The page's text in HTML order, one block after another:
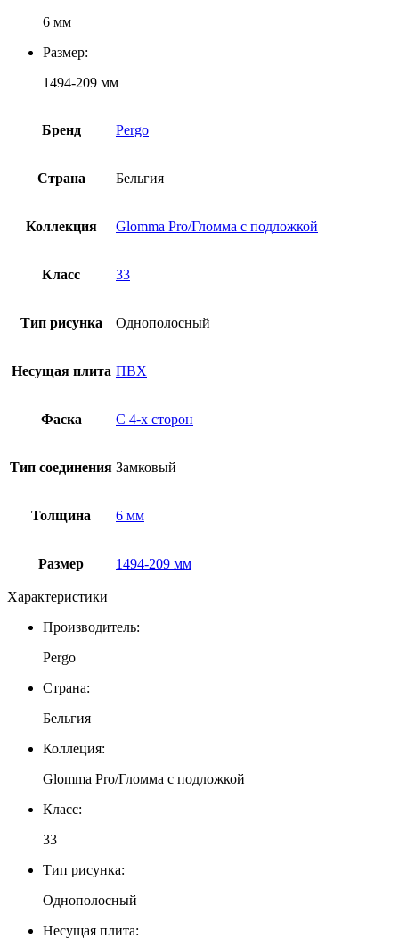
6 мм
Размер:
1494-209 мм
Бренд Pergo
Страна Бельгия
Коллекция Glomma Pro/Гломма с подложкой
Класс 33
Тип рисунка Однополосный
Несущая плита ПВХ
Фаска С 4-x сторон
Тип соединения Замковый
Толщина 6 мм
Размер 1494-209 мм
Характеристики
Производитель:
Pergo
Страна:
Бельгия
Коллеция:
Glomma Pro/Гломма с подложкой
Класс:
33
Тип рисунка:
Однополосный
Несущая плита: